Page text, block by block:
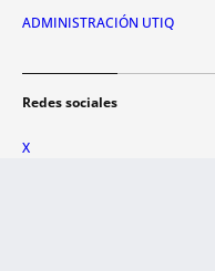
ADMINISTRACIÓN UTIQ
Redes sociales
X